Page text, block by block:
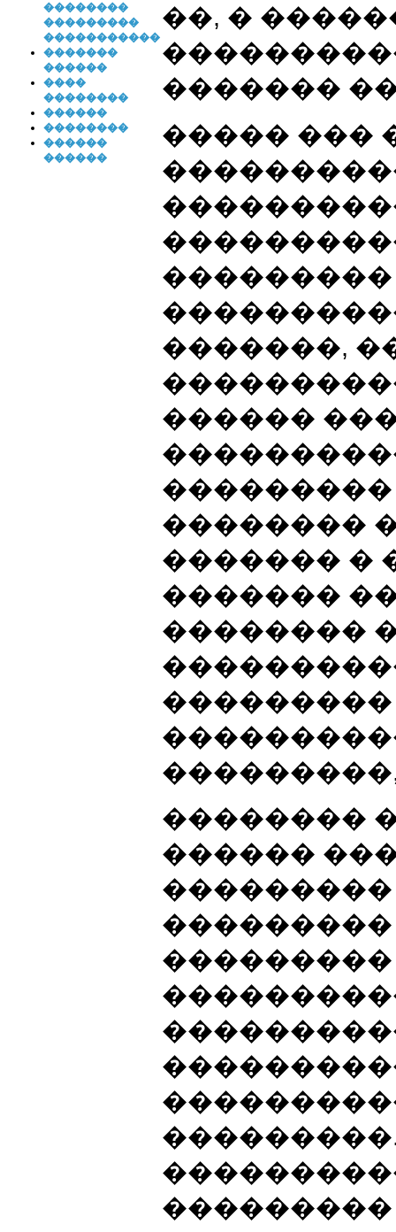
��������
���������
�����������
�������
������
����
��������
������
��������
������
������
��, �
�������
����� ���
�������,
������
���������
��������
������� �
�������
��������
��������
������
���������